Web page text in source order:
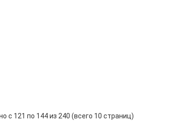
с 121 по 144 из 240 (всего 10 страниц)